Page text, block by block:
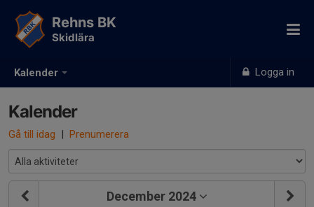
Kalender Logga in
Rehns BK
Skidlära
Kalender
Gå till idag | Prenumerera
December 2024